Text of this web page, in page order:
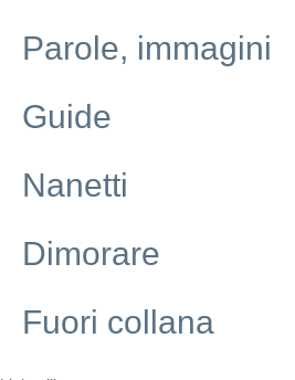
Parole, immagini
Guide
Nanetti
Dimorare
Fuori collana